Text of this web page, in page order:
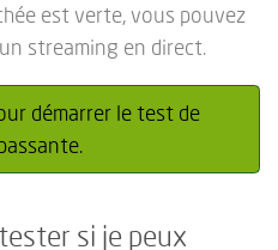
est verte, vous pouvez
streaming en direct.
démarrer le test de
si je peux